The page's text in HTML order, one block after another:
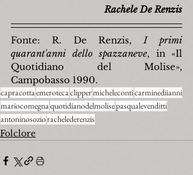
Rachele De Renzis
Fonte: R. De Renzis, I primi
quarant'anni dello spazzaneve, in «Il
Quotidiano del Molise»,
Campobasso 1990.
capracottaemerotecaclippermicheleconticarminediianni
mariocomegnaquotidianodelmolisepasqualevenditti
antoninosoziorachelederenzis
Folclore